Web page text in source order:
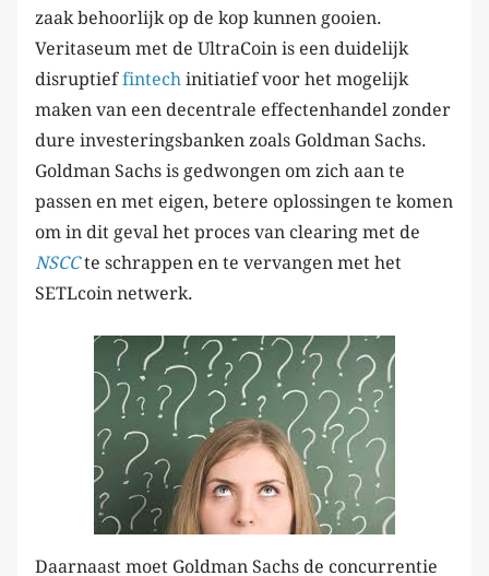
zaak behoorlijk op de kop kunnen gooien.
Veritaseum met de UltraCoin is een duidelijk
disruptieffintech initiatief voor het mogelijk
maken van een decentrale effectenhandel zonder
dure investeringsbanken zoals Goldman Sachs.
Goldman Sachs is gedwongen om zich aan te
passen en met eigen, betere oplossingen te komen
om in dit geval het proces van clearing met de
NSCCte schrappen en te vervangen met het
SETLcoin netwerk.
Daarnaast moet Goldman Sachs de concurrentie